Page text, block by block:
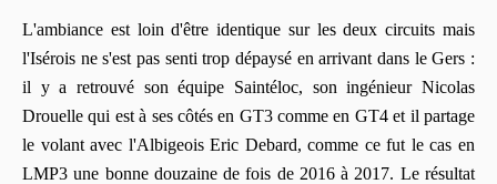
L'ambiance est loin d'être identique sur les deux circuits mais
l'Isérois ne s'est pas senti trop dépaysé en arrivant dans le Gers :
il y a retrouvé son équipe Saintéloc, son ingénieur Nicolas
Drouelle qui est à ses côtés en GT3 comme en GT4 et il partage
le volant avec l'Albigeois Eric Debard, comme ce fut le cas en
LMP3 une bonne douzaine de fois de 2016 à 2017. Le résultat